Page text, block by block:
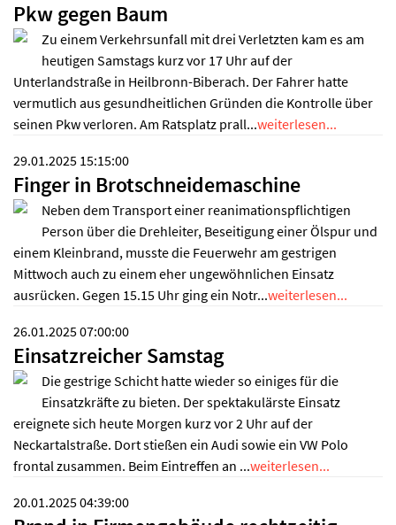
Pkw gegen Baum
Zu einem Verkehrsunfall mit drei Verletzten kam es am
heutigen Samstags kurz vor 17 Uhr auf der
Unterlandstraße in Heilbronn-Biberach. Der Fahrer hatte
vermutlich aus gesundheitlichen Gründen die Kontrolle über
seinen Pkw verloren. Am Ratsplatz prall...weiterlesen...
29.01.2025 15:15:00
Finger in Brotschneidemaschine
Neben dem Transport einer reanimationspflichtigen
Person über die Drehleiter, Beseitigung einer Ölspur und
einem Kleinbrand, musste die Feuerwehr am gestrigen
Mittwoch auch zu einem eher ungewöhnlichen Einsatz
ausrücken. Gegen 15.15 Uhr ging ein Notr...weiterlesen...
26.01.2025 07:00:00
Einsatzreicher Samstag
Die gestrige Schicht hatte wieder so einiges für die
Einsatzkräfte zu bieten. Der spektakulärste Einsatz
ereignete sich heute Morgen kurz vor 2 Uhr auf der
Neckartalstraße. Dort stießen ein Audi sowie ein VW Polo
frontal zusammen. Beim Eintreffen an ...weiterlesen...
20.01.2025 04:39:00